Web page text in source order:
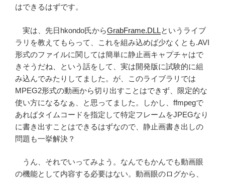
はできるはずです。
実は、先日hkondo氏からGrabFrame.DLLというライブ
ラリを教えてもらって、これを組み込めば少なくとも.AVI
形式のファイルに関しては簡単に静止画キャプチャはで
きそうだね、という話をして、実は開発版に試験的に組
み込んでみたりしてました。が、このライブラリでは
MPEG2形式の動画から切り出すことはできず、限定的な
使い方になるなぁ、と思ってました。しかし、ffmpegで
あればタイムコードを指定して特定フレームをJPEGなり
に書き出すことはできるはずなので、静止画書き出しの
問題も一挙解決？
うん、それでいってみよう。なんでもかんでも動画眼
の機能として内容する必要はない。動画眼のログから、